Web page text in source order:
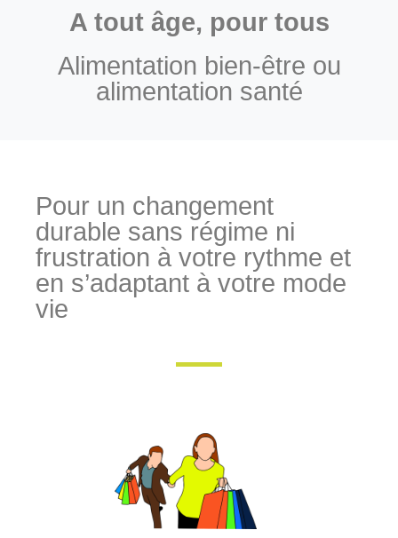
A tout âge, pour tous
Alimentation bien-être ou
alimentation santé
Pour un changement
durable sans régime ni
frustration à votre rythme et
en s’adaptant à votre mode
vie